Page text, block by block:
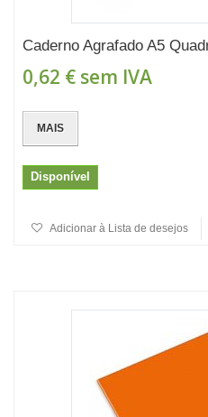
Caderno Agrafado A5
0,62 € sem IVA
MAIS
Disponível
Adicionar à Lista de desejos